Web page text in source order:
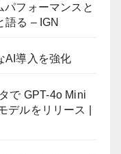
フォーマンスと
語る – IGN
AI導入を強化
で GPT-4o Mini
デルをリリース |